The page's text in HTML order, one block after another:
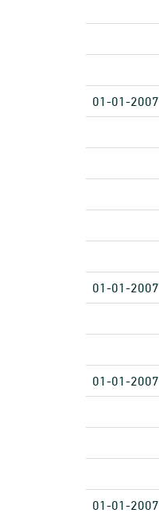
01-01-2007
01-01-2007
01-01-2007
01-01-2007